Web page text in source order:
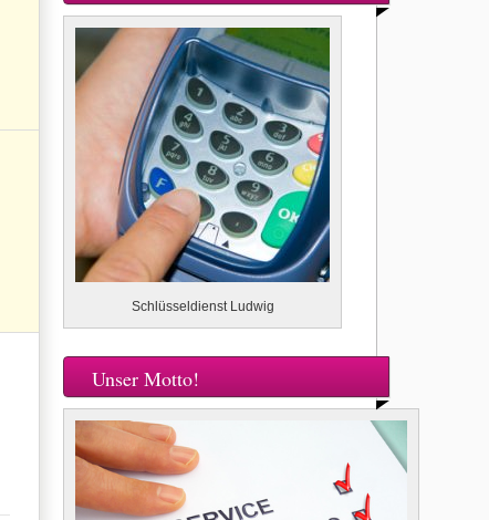
Schlüsseldienst Ludwig
Unser Motto!